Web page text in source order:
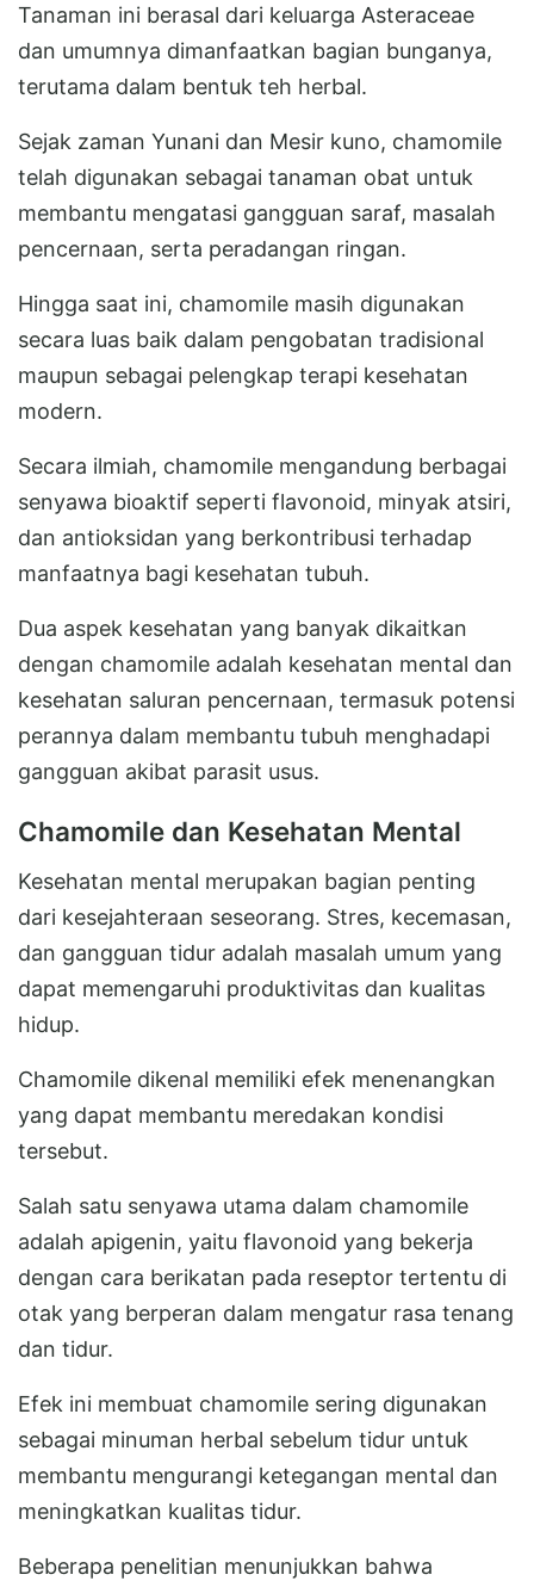
Tanaman ini berasal dari keluarga Asteraceae
dan umumnya dimanfaatkan bagian bunganya,
terutama dalam bentuk teh herbal.
Sejak zaman Yunani dan Mesir kuno, chamomile
telah digunakan sebagai tanaman obat untuk
membantu mengatasi gangguan saraf, masalah
pencernaan, serta peradangan ringan.
Hingga saat ini, chamomile masih digunakan
secara luas baik dalam pengobatan tradisional
maupun sebagai pelengkap terapi kesehatan
modern.
Secara ilmiah, chamomile mengandung berbagai
senyawa bioaktif seperti flavonoid, minyak atsiri,
dan antioksidan yang berkontribusi terhadap
manfaatnya bagi kesehatan tubuh.
Dua aspek kesehatan yang banyak dikaitkan
dengan chamomile adalah kesehatan mental dan
kesehatan saluran pencernaan, termasuk potensi
perannya dalam membantu tubuh menghadapi
gangguan akibat parasit usus.
Chamomile dan Kesehatan Mental
Kesehatan mental merupakan bagian penting
dari kesejahteraan seseorang. Stres, kecemasan,
dan gangguan tidur adalah masalah umum yang
dapat memengaruhi produktivitas dan kualitas
hidup.
Chamomile dikenal memiliki efek menenangkan
yang dapat membantu meredakan kondisi
tersebut.
Salah satu senyawa utama dalam chamomile
adalah apigenin, yaitu flavonoid yang bekerja
dengan cara berikatan pada reseptor tertentu di
otak yang berperan dalam mengatur rasa tenang
dan tidur.
Efek ini membuat chamomile sering digunakan
sebagai minuman herbal sebelum tidur untuk
membantu mengurangi ketegangan mental dan
meningkatkan kualitas tidur.
Beberapa penelitian menunjukkan bahwa